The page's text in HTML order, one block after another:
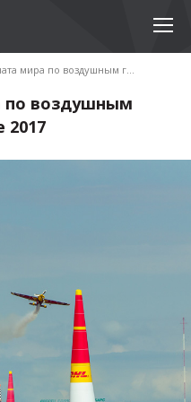
Этап чемпионата мира по воздушным гонкам Red Bull Air Race 2017
по воздушным
2017